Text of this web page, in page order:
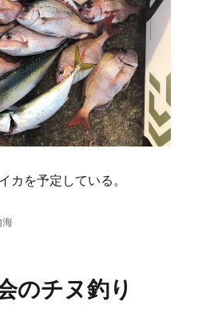
カを予定している。
海
のチヌ釣り